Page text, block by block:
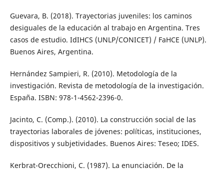
Guevara, B. (2018). Trayectorias juveniles: los caminos
desiguales de la educación al trabajo en Argentina. Tres
casos de estudio. IdIHCS (UNLP/CONICET) / FaHCE (UNLP).
Buenos Aires, Argentina.
Hernández Sampieri, R. (2010). Metodología de la
investigación. Revista de metodología de la investigación.
España. ISBN: 978-1-4562-2396-0.
Jacinto, C. (Comp.). (2010). La construcción social de las
trayectorias laborales de jóvenes: políticas, instituciones,
dispositivos y subjetividades. Buenos Aires: Teseo; IDES.
Kerbrat-Orecchioni, C. (1987). La enunciación. De la